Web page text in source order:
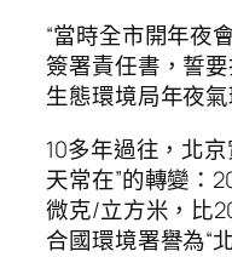
“當時全市開年夜
簽署責任書，誓
生態環境局年夜
10多年過往，北
天常在”的轉變：
微克/立方米，比
合國環境署譽為“